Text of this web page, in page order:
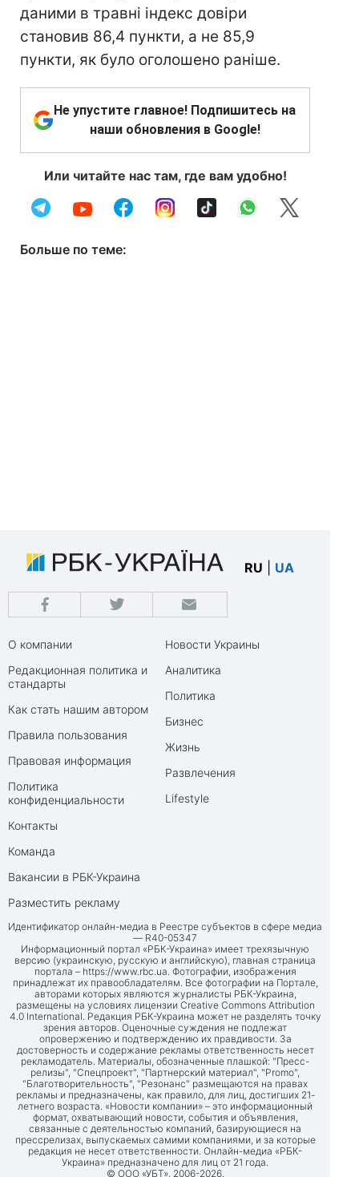
даними в травні індекс довіри
становив 86,4 пункти, а не 85,9
пункти, як було оголошено раніше.
Не упустите главное! Подпишитесь на
наши обновления в Google!
Или читайте нас там, где вам удобно!
Больше по теме:
RU UA
О компании
Редакционная политика и
стандарты
Как стать нашим автором
Правила пользования
Правовая информация
Политика
конфиденциальности
Контакты
Команда
Вакансии в РБК-Украина
Разместить рекламу
Новости Украины
Аналитика
Политика
Бизнес
Жизнь
Развлечения
Lifestyle
Идентификатор онлайн-медиа в Реестре субъектов в сфере медиа
— R40-05347
Информационный портал «РБК-Украина» имеет трехязычную
версию (украинскую, русскую и английскую), главная страница
портала – https://www.rbc.ua. Фотографии, изображения
принадлежат их правообладателям. Все фотографии на Портале,
авторами которых являются журналисты РБК-Украина,
размещены на условиях лицензии Creative Commons Attribution
4.0 International. Редакция РБК-Украина может не разделять точку
зрения авторов. Оценочные суждения не подлежат
опровержению и подтверждению их правдивости. За
достоверность и содержание рекламы ответственность несет
рекламодатель. Материалы, обозначенные плашкой: "Пресс-
релизы", "Спецпроект", "Партнерский материал", "Promo",
"Благотворительность", "Резонанс" размещаются на правах
рекламы и предназначены, как правило, для лиц, достигших 21-
летнего возраста. «Новости компании» – это информационный
формат, охватывающий новости, события и объявления,
связанные с деятельностью компаний, базирующиеся на
прессрелизах, выпускаемых самими компаниями, и за которые
редакция не несет ответственности. Онлайн-медиа «РБК-
Украина» предназначено для лиц от 21 года.
© ООО «УБТ», 2006-2026.